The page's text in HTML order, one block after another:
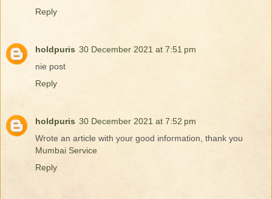
Reply
holdpuris 30 December 2021 at 7:51 pm
nie post
Reply
holdpuris 30 December 2021 at 7:52 pm
Wrote an article with your good information, thank you
Mumbai Service
Reply